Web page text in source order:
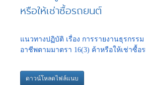
หรือให้เช่าซื้อรถยนต์
แนวทางปฏิบัติ เรื่อง การรายงานธุรกรร
อาชีพตามมาตรา 16(3) ค้าหรือให้เช่าซื้อ
ดาวน์โหลดไฟล์แนบ